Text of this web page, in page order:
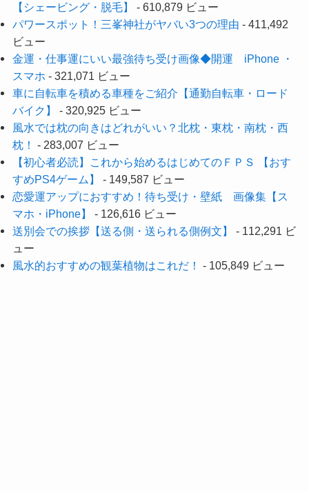
【シェービング・脱毛】
- 610,879 ビュー
パワースポット！三峯神社がヤバい3つの理由 - 411,492
ビュー
金運・仕事運にいい最強待ち受け画像◆開運 iPhone ・
スマホ - 321,071 ビュー
車に自転車を積める車種をご紹介【通勤自転車・ロード
バイク】
- 320,925 ビュー
風水では枕の向きはどれがいい？北枕・東枕・南枕・西
枕！
- 283,007 ビュー
【初心者必読】これから始めるはじめてのＦＰＳ 【おす
すめPS4ゲーム】
- 149,587 ビュー
恋愛運アップにおすすめ！待ち受け・壁紙 画像集【ス
マホ・iPhone】
- 126,616 ビュー
送別会での挨拶【送る側・送られる側例文】
- 112,291 ビ
ュー
風水的おすすめの観葉植物はこれだ！
- 105,849 ビュー